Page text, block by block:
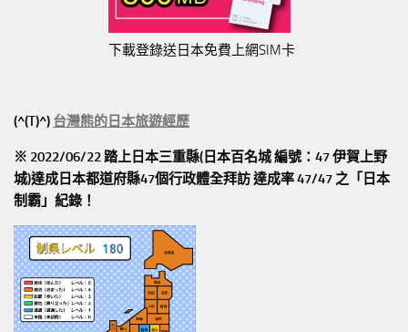
下載登錄送日本免費上網SIM卡
(^(T)^) 台灣熊的日本旅遊經歷
※ 2022/06/22 踏上日本三重縣(日本百名城 編號：47 伊賀上野
城)達成日本都道府縣47個行政體全拜訪達成率 47/47 之「日本
制霸」紀錄！